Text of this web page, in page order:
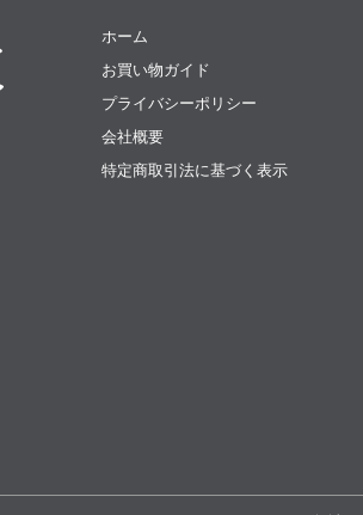
ホーム
お買い物ガイド
プライバシーポリシー
会社概要
特定商取引法に基づく表示